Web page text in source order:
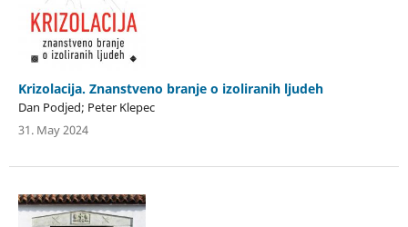
Krizolacija. Znanstveno branje o izoliranih ljudeh
Dan Podjed; Peter Klepec
31. May 2024